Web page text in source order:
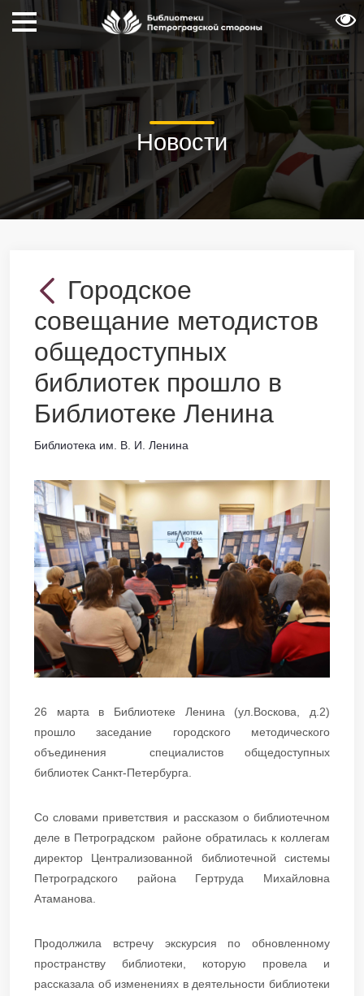
Новости
Городское
совещание методистов
общедоступных
библиотек прошло в
Библиотеке Ленина
Библиотека им. В. И. Ленина
26 марта в Библиотеке Ленина (ул.Воскова, д.2)
прошло заседание городского методического
объединения специалистов общедоступных
библиотек Санкт-Петербурга.
Со словами приветствия и рассказом о библиотечном
деле в Петроградском районе обратилась к коллегам
директор Централизованной библиотечной системы
Петроградского района Гертруда Михайловна
Атаманова.
Продолжила встречу экскурсия по обновленному
пространству библиотеки, которую провела и
рассказала об изменениях в деятельности библиотеки